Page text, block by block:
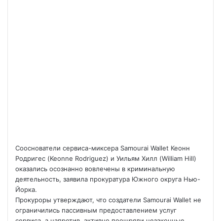
Сооснователи сервиса-миксера Samourai Wallet Кеонн
Родригес (Keonne Rodriguez) и Уильям Хилл (William Hill)
оказались осознанно вовлечены в криминальную
деятельность, заявила прокуратура Южного округа Нью-
Йорка.
Прокуроры утверждают, что создатели Samourai Wallet не
ограничились пассивным предоставлением услуг